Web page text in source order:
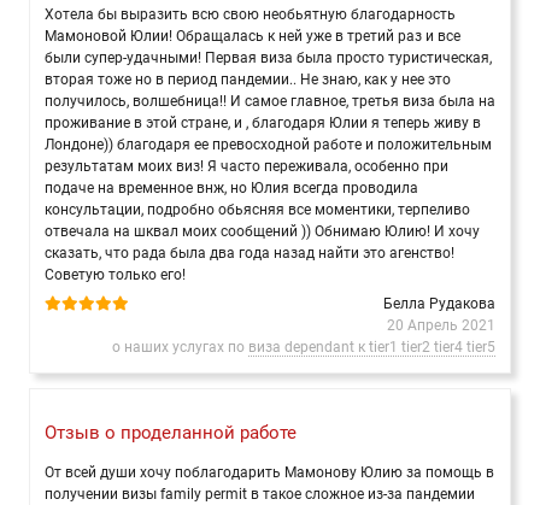
Хотела бы выразить всю свою необьятную благодарность
Мамоновой Юлии! Обращалась к ней уже в третий раз и все
были супер-удачными! Первая виза была просто туристическая,
вторая тоже но в период пандемии.. Не знаю, как у нее это
получилось, волшебница!! И самое главное, третья виза была на
проживание в этой стране, и , благодаря Юлии я теперь живу в
Лондоне)) благодаря ее превосходной работе и положительным
результатам моих виз! Я часто переживала, особенно при
подаче на временное внж, но Юлия всегда проводила
консультации, подробно обьясняя все моментики, терпеливо
отвечала на шквал моих сообщений )) Обнимаю Юлию! И хочу
сказать, что рада была два года назад найти это агенство!
Советую только его!
Белла Рудакова
20 Апрель 2021
о наших услугах по виза dependant к tier1 tier2 tier4 tier5
Отзыв о проделанной работе
От всей души хочу поблагодарить Мамонову Юлию за помощь в
получении визы family permit в такое сложное из-за пандемии